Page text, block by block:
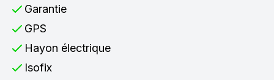
Garantie
GPS
Hayon électrique
Isofix